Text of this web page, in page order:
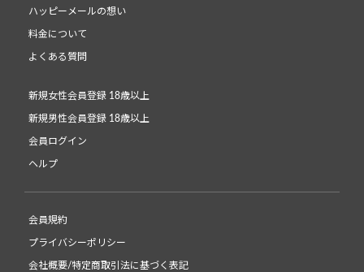
ハッピーメールの想い
料金について
よくある質問
新規女性会員登録 18歳以上
新規男性会員登録 18歳以上
会員ログイン
ヘルプ
会員規約
プライバシーポリシー
会社概要/特定商取引法に基づく表記